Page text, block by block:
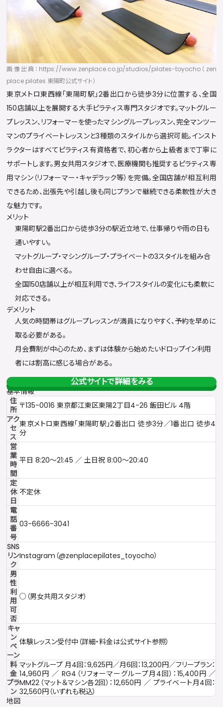
画像出典：https://www.zenplace.co.jp/studios/pilates-toyocho（zen
place pilates 東陽町公式サイト）
東京メトロ東西線「東陽町駅」2番出口から徒歩3分に位置する、全国
150店舗以上を展開する大手ピラティス専門スタジオです。マットグルー
プレッスン、リフォーマーを使ったマシングループレッスン、完全マンツー
マンのプライベートレッスンと3種類のスタイルから選択可能。インスト
ラクターはすべてピラティス有資格者で、初心者から上級者まで丁寧に
サポートします。男女共用スタジオで、医療機関も推奨するピラティス専
用マシン（リフォーマー・キャデラック等）を完備。全国店舗が相互利用
できるため、出張先や引越し後も同じプランで継続できる柔軟性が大き
な魅力です。
メリット
東陽町駅2番出口から徒歩3分の駅近立地で、仕事帰りや雨の日も
通いやすい。
マットグループ・マシングループ・プライベートの3スタイルを組み合
わせ自由に選べる。
全国150店舗以上が相互利用でき、ライフスタイルの変化にも柔軟に
対応できる。
デメリット
人気の時間帯はグループレッスンが満員になりやすく、予約を早めに
取る必要がある。
月会費制が中心のため、まずは体験から始めたいドロップイン利用
者には割高に感じる場合がある。
公式サイトで詳細をみる
基本情報
住
所 〒135-0016 東京都江東区東陽2丁目4-26 飯田ビル 4階
アク
セ
ス
東京メトロ東西線「東陽町駅」2番出口 徒歩3分／1番出口 徒歩4
分
営
業
時
間
平日 8:20〜21:45 ／ 土日祝 8:00〜20:40
定
休
日
不定休
電
話
番
号
03-6666-3041
SNS
リン
ク
Instagram（@zenplacepilates_toyocho）
男
性
利
用
可
否
○（男女共用スタジオ）
キャ
ン
ペ
ーン
体験レッスン受付中（詳細・料金は公式サイト参照）
料
金
プラ
ン
マットグループ 月4回：9,625円／月6回：13,200円／フリープラン：
14,960円 ／ RG4（リフォーマーグループ月4回）：15,400円 ／
MM22（マット＆マシン各2回）：12,650円 ／ プライベート月4回：
32,560円（いずれも税込）
地図